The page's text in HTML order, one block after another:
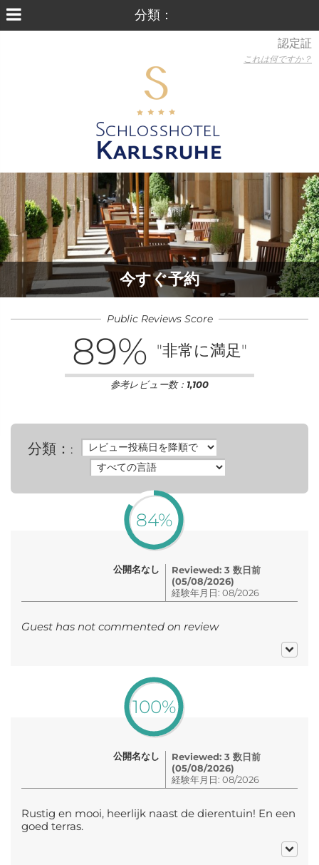
今すぐ予約
Public Reviews Score
89% "非常に満足"
参考レビュー数： 1,100
分類： :
84%
公開名なし
Reviewed: 3 数日前
(05/08/2026)
経験年月日: 08/2026
Guest has not commented on review
100%
公開名なし
Reviewed: 3 数日前
(05/08/2026)
経験年月日: 08/2026
Rustig en mooi, heerlijk naast de dierentuin! En een
goed terras.
認定証
これは何ですか？